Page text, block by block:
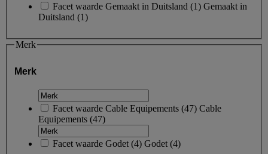
Facet waarde Gemaakt in Duitsland (1) Gemaakt in
Duitsland (1)
Merk
Merk
Facet waarde Cable Equipements (47) Cable
Equipements (47)
Facet waarde Godet (4) Godet (4)